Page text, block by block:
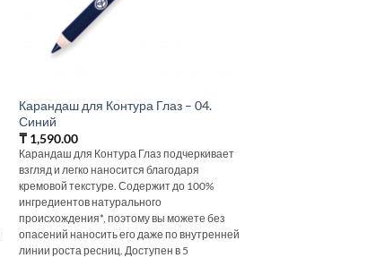
Карандаш для Контура Глаз – 04.
Синий
₸1,590.00
Карандаш для Контура Глаз подчеркивает
взгляд и легко наносится благодаря
кремовой текстуре. Содержит до 100%
ингредиентов натурального
происхождения*, поэтому вы можете без
опасений наносить его даже по внутренней
линии роста ресниц. Доступен в 5